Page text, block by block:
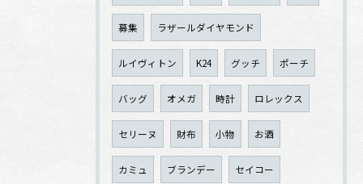
募集 ラザールダイヤモンド
ルイヴィトン K24 グッチ ポーチ
バッグ オメガ 時計 ロレックス
セリーヌ 財布 小物 お酒
カミュ ブランデー セイコー